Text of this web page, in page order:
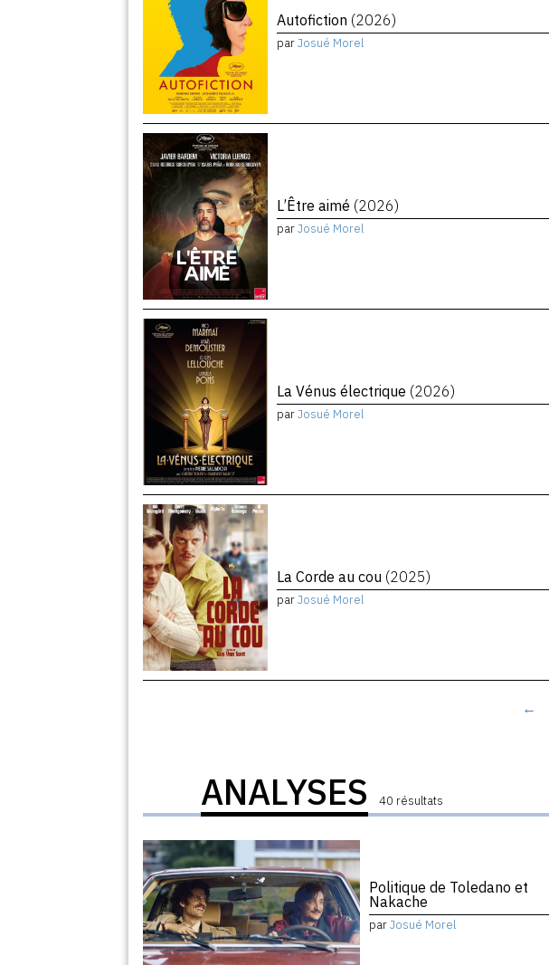
Autofiction (2026)
parJosué Morel
L’Être aimé (2026)
parJosué Morel
La Vénus électrique (2026)
parJosué Morel
La Corde au cou (2025)
parJosué Morel
←
ANALYSES 40 résultats
Politique de Toledano et
Nakache
parJosué Morel